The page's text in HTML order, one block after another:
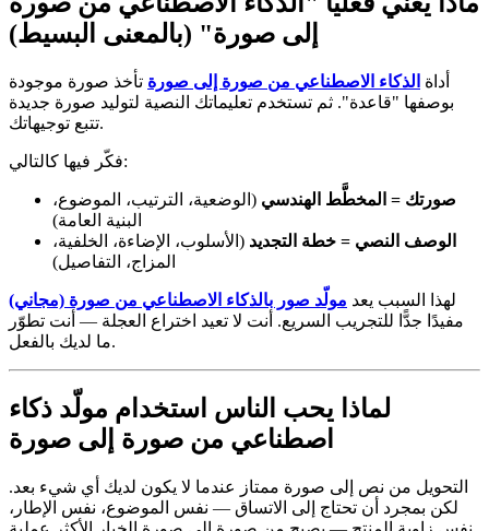
إلى صورة" (بالمعنى البسيط)
أداة الذكاء الاصطناعي من صورة إلى صورة تأخذ صورة موجودة
بوصفها "قاعدة". ثم تستخدم تعليماتك النصية لتوليد صورة جديدة
تتبع توجيهاتك.
فكّر فيها كالتالي:
صورتك = المخطَّط الهندسي (الوضعية، الترتيب، الموضوع،
البنية العامة)
الوصف النصي = خطة التجديد (الأسلوب، الإضاءة، الخلفية،
المزاج، التفاصيل)
لهذا السبب يعد مولّد صور بالذكاء الاصطناعي من صورة (مجاني)
مفيدًا جدًّا للتجريب السريع. أنت لا تعيد اختراع العجلة — أنت تطوّر
ما لديك بالفعل.
لماذا يحب الناس استخدام مولّد ذكاء
اصطناعي من صورة إلى صورة
التحويل من نص إلى صورة ممتاز عندما لا يكون لديك أي شيء بعد.
لكن بمجرد أن تحتاج إلى الاتساق — نفس الموضوع، نفس الإطار،